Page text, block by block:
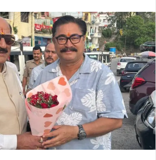
d
n
e
m
a
i